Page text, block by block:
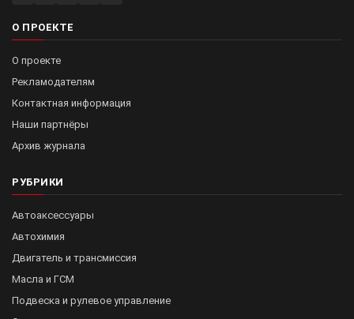
О ПРОЕКТЕ
О проекте
Рекламодателям
Контактная информация
Наши партнёры
Архив журнала
РУБРИКИ
Автоаксессуары
Автохимия
Двигатель и трансмиссия
Масла и ГСМ
Подвеска и рулевое управление